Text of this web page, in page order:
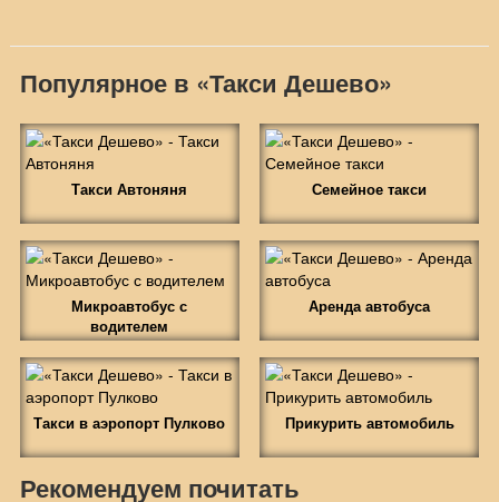
Популярное в «Такси Дешево»
Такси Автоняня Семейное такси
Микроавтобус с
водителем
Аренда автобуса
Такси в аэропорт Пулково Прикурить автомобиль
Рекомендуем почитать